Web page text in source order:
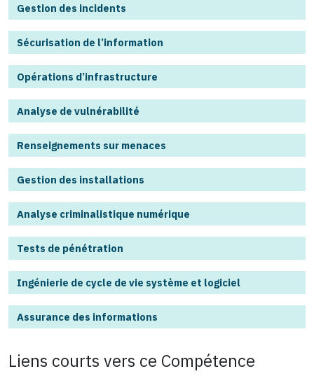
Gestion des incidents
Sécurisation de l’information
Opérations d’infrastructure
Analyse de vulnérabilité
Renseignements sur menaces
Gestion des installations
Analyse criminalistique numérique
Tests de pénétration
Ingénierie de cycle de vie système et logiciel
Assurance des informations
Liens courts vers ce Compétence